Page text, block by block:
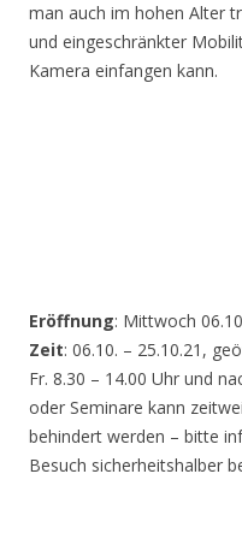
man auch im hohen Alter
und eingeschränkter
Kamera einfangen kann.
Eröffnung: Mittwoch
Zeit: 06.10. – 25.10.21,
Fr. 8.30 – 14.00 Uhr und
oder Seminare kann
behindert werden – bitte
Besuch sicherheitshalber